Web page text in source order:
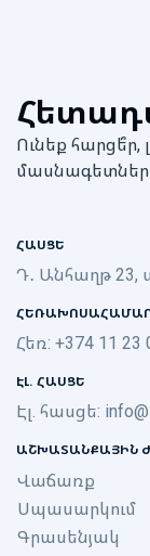
Ունեք
ՀԱՍՑԵ
Դ․ Անհաղթ 23,
Հեռ: +374 11 23
ԷԼ. ՀԱՍՑԵ
Էլ. հասցե:
ԱՇԽԱՏԱՆՔԱՅԻՆ
Վաճառք
Սպասարկում
Գրասենյակ